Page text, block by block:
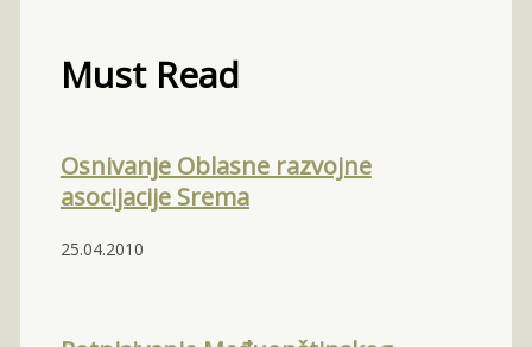
Must Read
Osnivanje Oblasne razvojne
asocijacije Srema
25.04.2010